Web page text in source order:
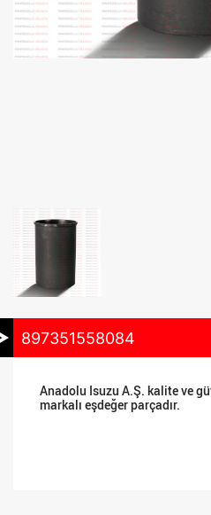
897351558084
Anadolu Isuzu A.Ş. kalite ve
markalı eşdeğer parçadır.